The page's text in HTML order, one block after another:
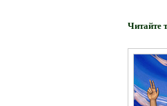
Читайте